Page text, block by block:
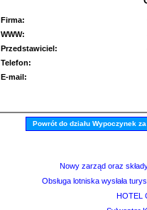
Firma:
WWW:
Przedstawiciel:
Telefon:
E-mail:
Powrót do działu Wypoczynek
Nowy zarząd oraz
Obsługa lotniska wysłała
HOTEL